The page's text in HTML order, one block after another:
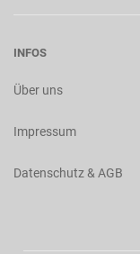
INFOS
Über uns
Impressum
Datenschutz & AGB